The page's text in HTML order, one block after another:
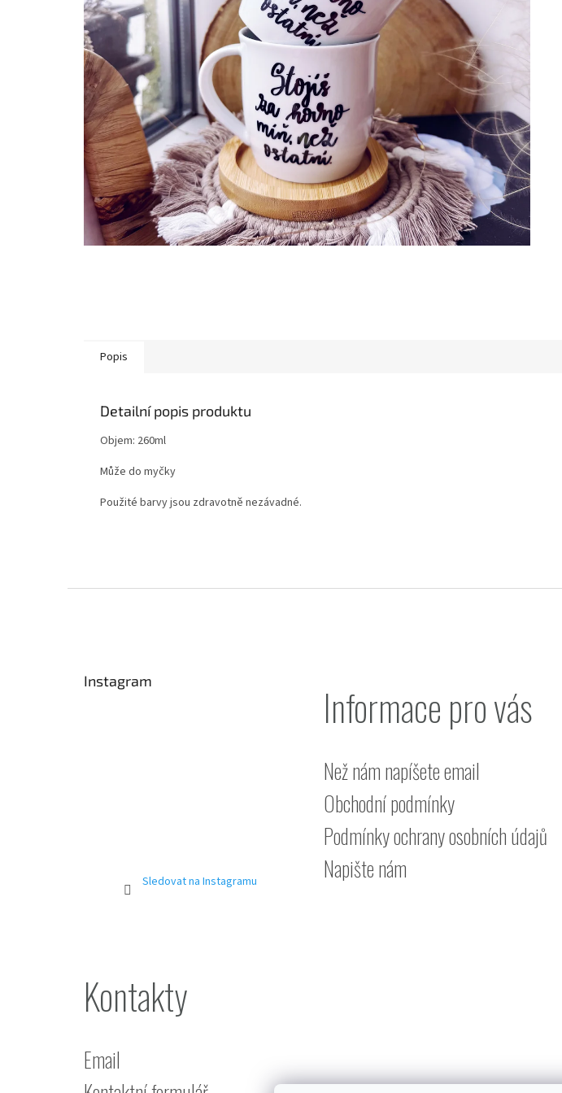
Popis
Detailní popis produktu
Objem: 260ml
Může do myčky
Použité barvy jsou zdravotně nezávadné.
Instagram
Sledovat na Instagramu
Informace pro vás
Než nám napíšete email
Obchodní podmínky
Podmínky ochrany osobních údajů
Napište nám
Kontakty
Email